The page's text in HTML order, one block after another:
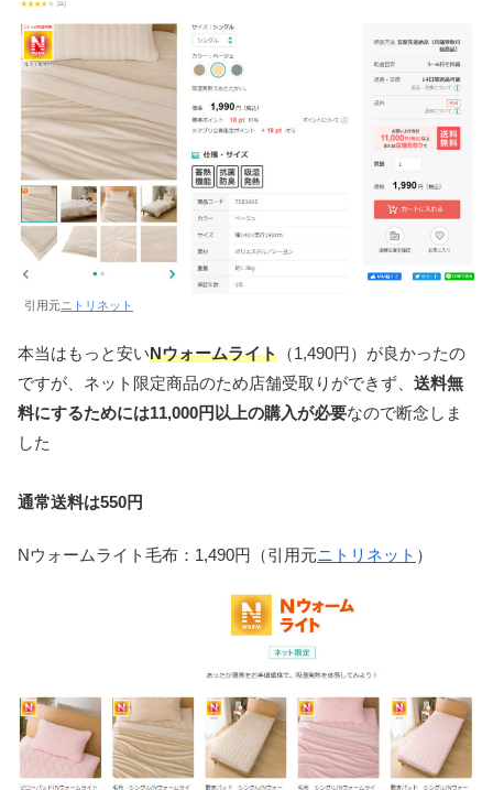
引用元ニトリネット
本当はもっと安いNウォームライト （1,490円）が良かったの
ですが、ネット限定商品のため店舗受取りができず、 送料無
料にするためには11,000円以上の購入が必要なので断念しま
した
通常送料は550円
Nウォームライト毛布：1,490円（引用元ニトリネット ）